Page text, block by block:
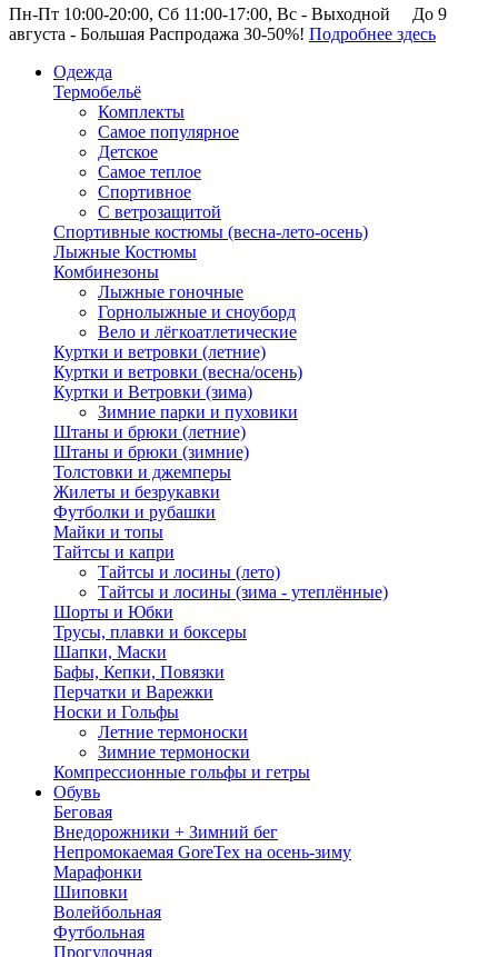
Пн-Пт 10:00-20:00, Сб 11:00-17:00, Вс - Выходной
До 9
августа - Большая Распродажа 30-50%! Подробнее здесь
Одежда
Термобельё
Комплекты
Самое популярное
Детское
Самое теплое
Спортивное
С ветрозащитой
Спортивные костюмы (весна-лето-осень)
Лыжные Костюмы
Комбинезоны
Лыжные гоночные
Горнолыжные и сноуборд
Вело и лёгкоатлетические
Куртки и ветровки (летние)
Куртки и ветровки (весна/осень)
Куртки и Ветровки (зима)
Зимние парки и пуховики
Штаны и брюки (летние)
Штаны и брюки (зимние)
Толстовки и джемперы
Жилеты и безрукавки
Футболки и рубашки
Майки и топы
Тайтсы и капри
Тайтсы и лосины (лето)
Тайтсы и лосины (зима - утеплённые)
Шорты и Юбки
Трусы, плавки и боксеры
Шапки, Маски
Бафы, Кепки, Повязки
Перчатки и Варежки
Носки и Гольфы
Летние термоноски
Зимние термоноски
Компрессионные гольфы и гетры
Обувь
Беговая
Внедорожники + Зимний бег
Непромокаемая GoreTex на осень-зиму
Марафонки
Шиповки
Волейбольная
Футбольная
Прогулочная